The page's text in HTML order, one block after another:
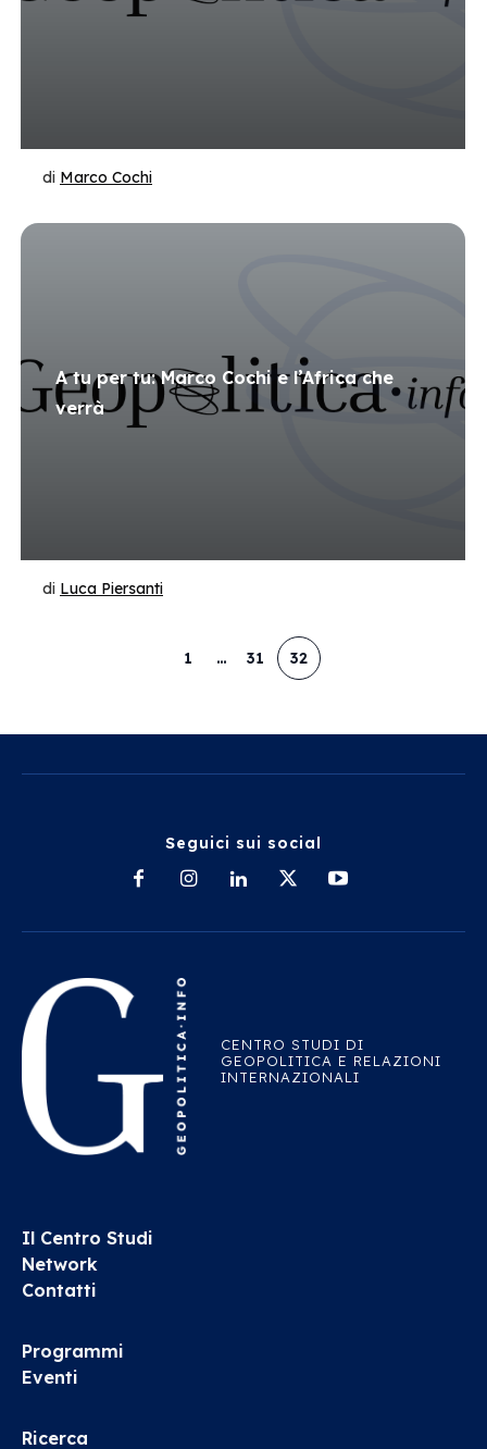
di Marco Cochi
A tu per tu: Marco Cochi e l’Africa che
verrà
di Luca Piersanti
1 … 31 32
Seguici sui social
CENTRO STUDI DI
GEOPOLITICA E RELAZIONI
INTERNAZIONALI
Il Centro Studi
Network
Contatti
Programmi
Eventi
Ricerca